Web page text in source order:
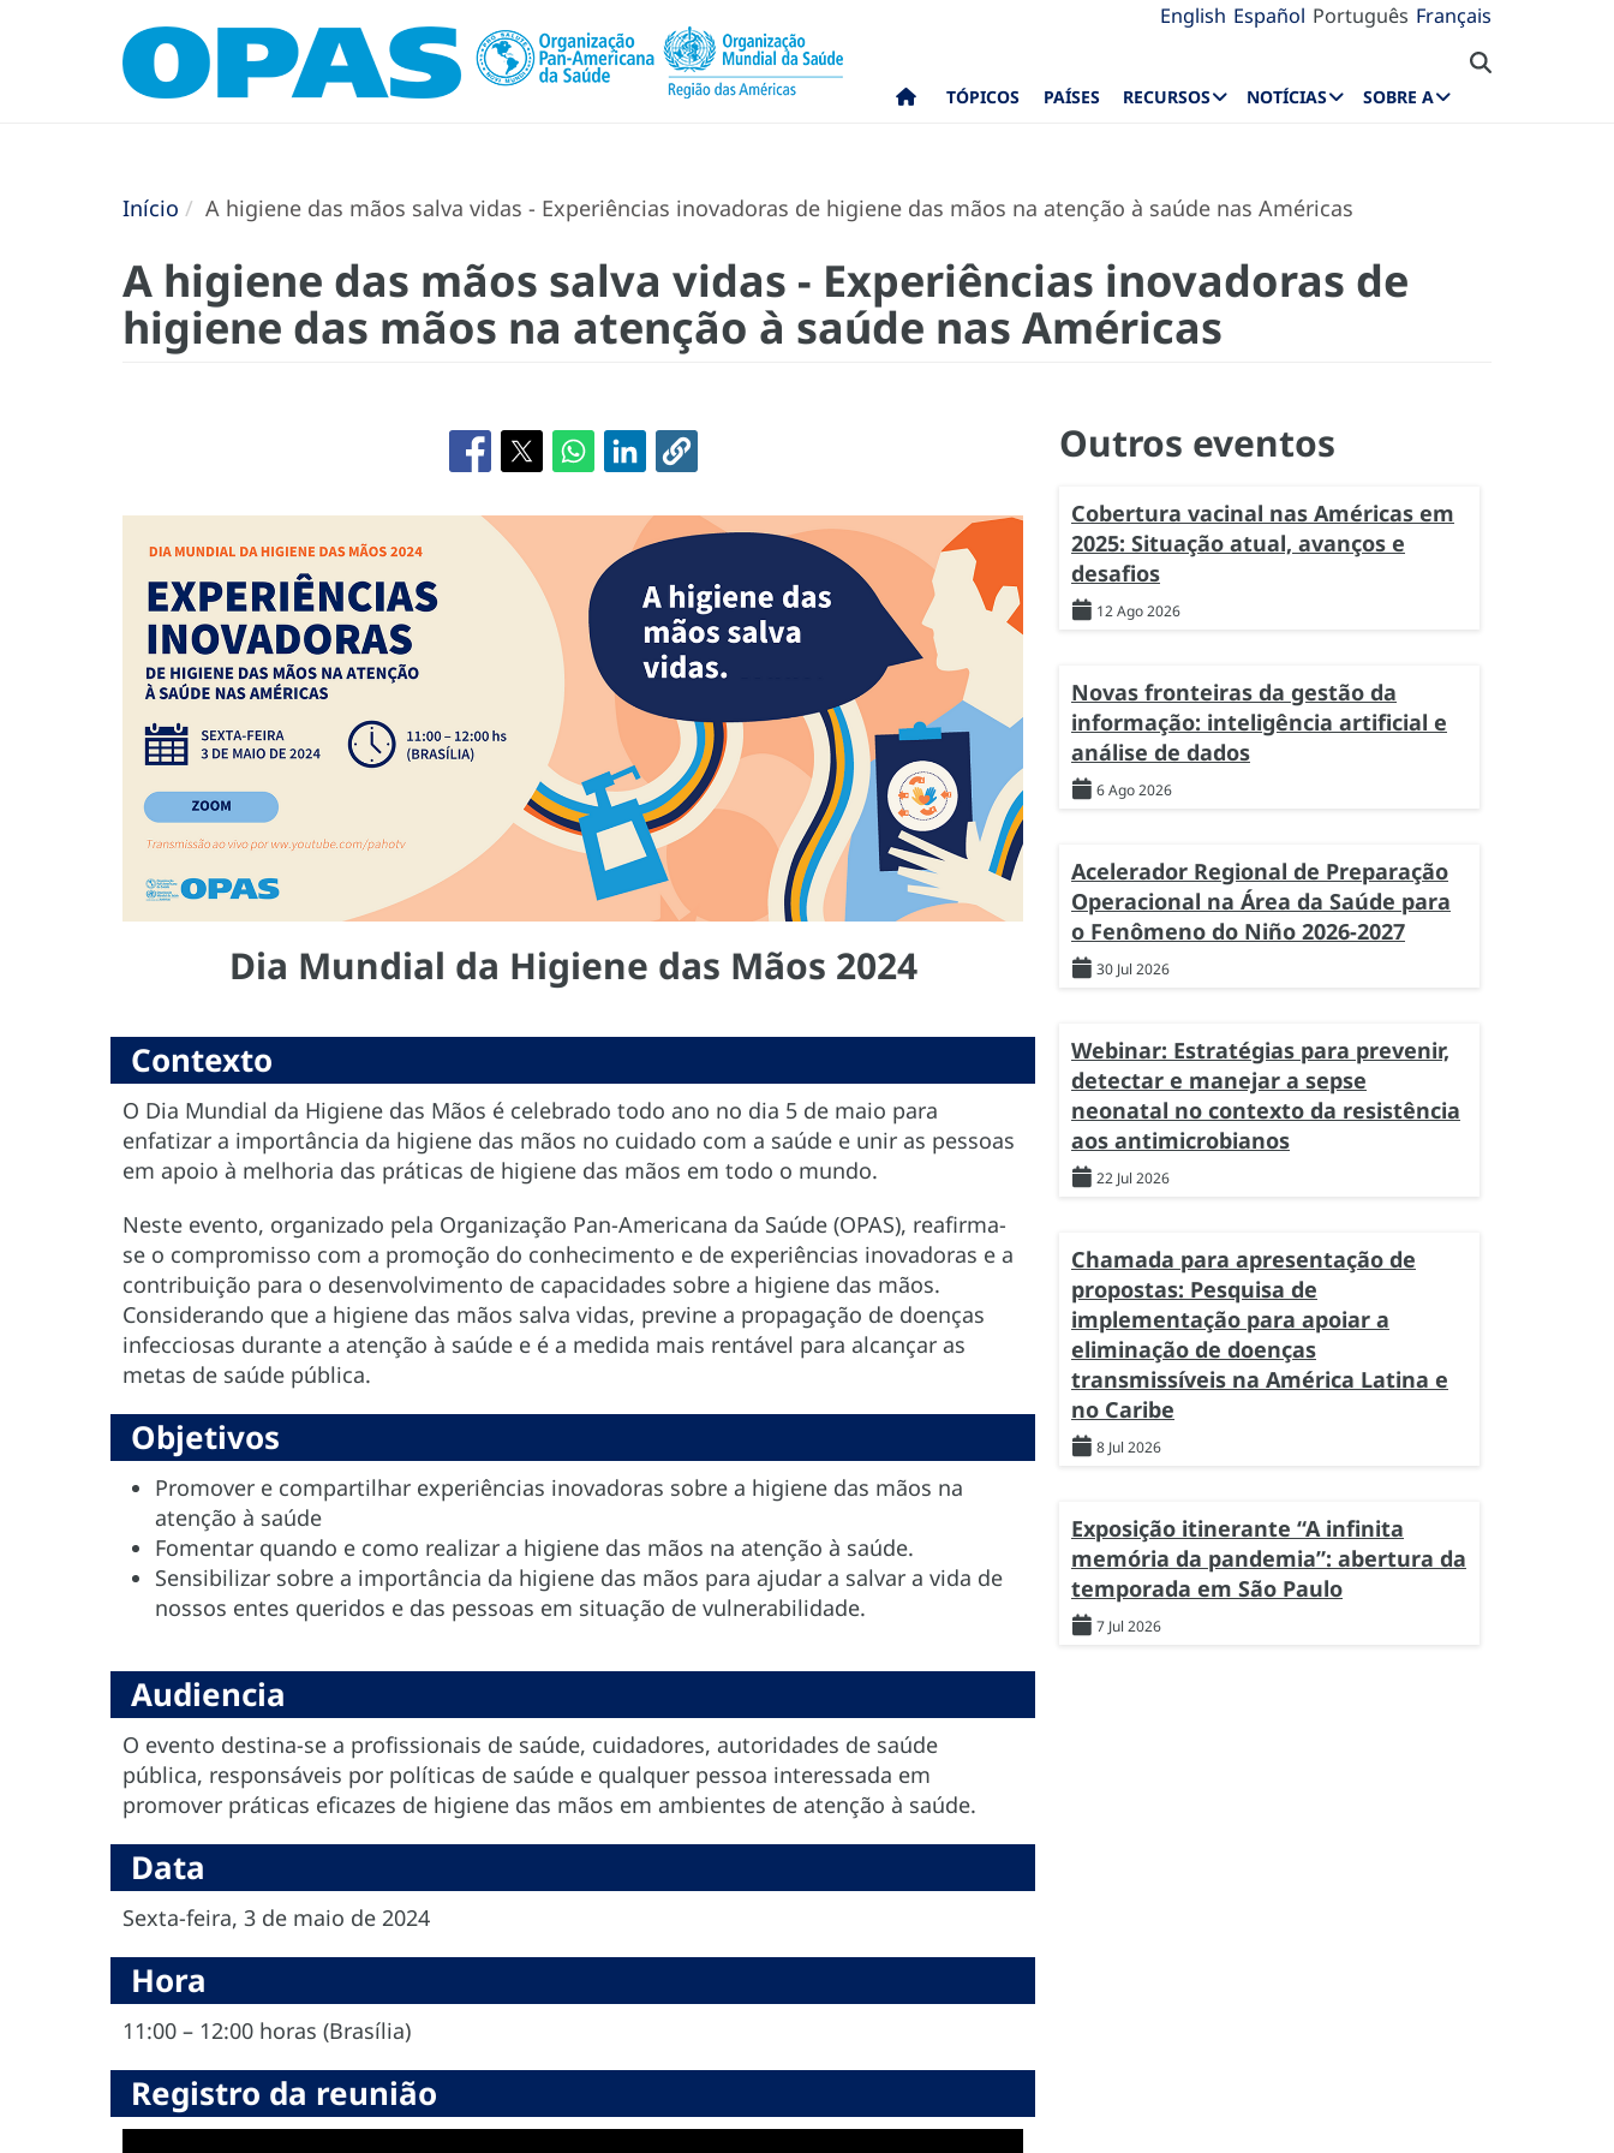
English Español Português Français
TÓPICOS PAÍSES RECURSOS NOTÍCIAS SOBRE A
Início A higiene das mãos salva vidas - Experiências inovadoras de higiene das mãos na atenção à saúde nas Américas
A higiene das mãos salva vidas - Experiências inovadoras de
higiene das mãos na atenção à saúde nas Américas
Dia Mundial da Higiene das Mãos 2024
Contexto
O Dia Mundial da Higiene das Mãos é celebrado todo ano no dia 5 de maio para
enfatizar a importância da higiene das mãos no cuidado com a saúde e unir as pessoas
em apoio à melhoria das práticas de higiene das mãos em todo o mundo.
Neste evento, organizado pela Organização Pan-Americana da Saúde (OPAS), reafirma-
se o compromisso com a promoção do conhecimento e de experiências inovadoras e a
contribuição para o desenvolvimento de capacidades sobre a higiene das mãos.
Considerando que a higiene das mãos salva vidas, previne a propagação de doenças
infecciosas durante a atenção à saúde e é a medida mais rentável para alcançar as
metas de saúde pública.
Objetivos
Promover e compartilhar experiências inovadoras sobre a higiene das mãos na
atenção à saúde
Fomentar quando e como realizar a higiene das mãos na atenção à saúde.
Sensibilizar sobre a importância da higiene das mãos para ajudar a salvar a vida de
nossos entes queridos e das pessoas em situação de vulnerabilidade.
Audiencia
O evento destina-se a profissionais de saúde, cuidadores, autoridades de saúde
pública, responsáveis por políticas de saúde e qualquer pessoa interessada em
promover práticas eficazes de higiene das mãos em ambientes de atenção à saúde.
Data
Sexta-feira, 3 de maio de 2024
Hora
11:00 – 12:00 horas (Brasília)
Registro da reunião
Outros eventos
Cobertura vacinal nas Américas em
2025: Situação atual, avanços e
desafios
12 Ago 2026
Novas fronteiras da gestão da
informação: inteligência artificial e
análise de dados
6 Ago 2026
Acelerador Regional de Preparação
Operacional na Área da Saúde para
o Fenômeno do Niño 2026-2027
30 Jul 2026
Webinar: Estratégias para prevenir,
detectar e manejar a sepse
neonatal no contexto da resistência
aos antimicrobianos
22 Jul 2026
Chamada para apresentação de
propostas: Pesquisa de
implementação para apoiar a
eliminação de doenças
transmissíveis na América Latina e
no Caribe
8 Jul 2026
Exposição itinerante “A infinita
memória da pandemia”: abertura da
temporada em São Paulo
7 Jul 2026